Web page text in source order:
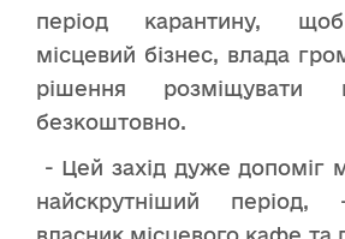
період карантину,
місцевий бізнес, влада
рішення
безкоштовно.
- Цей захід дуже допоміг
найскрутніший період,